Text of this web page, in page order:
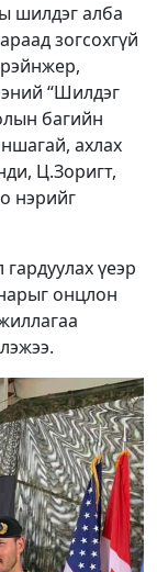
шилдэг алба
зогсохгүй
рэйнжер,
“Шилдэг
багийн
ахлах
Ц.Зоригт,
нэрийг
үеэр
онцлон